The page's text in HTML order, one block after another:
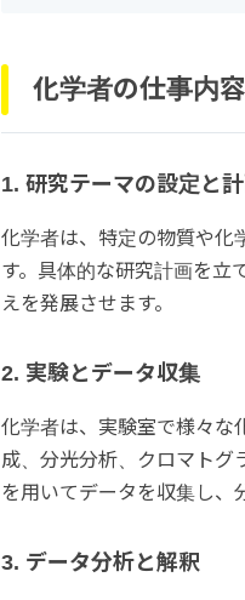
化学者の仕事内容
1. 研究テーマの設定と
化学者は、特定の物質や化
す。具体的な研究計画を立
えを発展させます。
2. 実験とデータ収集
化学者は、実験室で様々な
成、分光分析、クロマトグ
を用いてデータを収集し、
3. データ分析と解釈